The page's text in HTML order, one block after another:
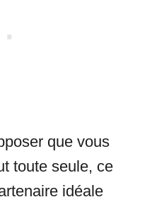
que vous
toute seule, ce
idéale